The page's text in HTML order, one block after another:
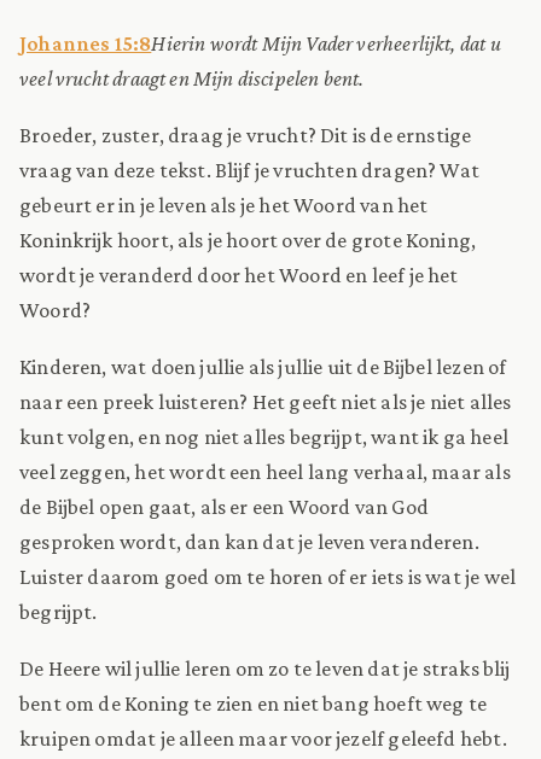
Johannes 15:8Hierin wordt Mijn Vader verheerlijkt, dat u
veel vrucht draagt en Mijn discipelen bent.
Broeder, zuster, draag je vrucht? Dit is de ernstige
vraag van deze tekst. Blijf je vruchten dragen? Wat
gebeurt er in je leven als je het Woord van het
Koninkrijk hoort, als je hoort over de grote Koning,
wordt je veranderd door het Woord en leef je het
Woord?
Kinderen, wat doen jullie als jullie uit de Bijbel lezen of
naar een preek luisteren? Het geeft niet als je niet alles
kunt volgen, en nog niet alles begrijpt, want ik ga heel
veel zeggen, het wordt een heel lang verhaal, maar als
de Bijbel open gaat, als er een Woord van God
gesproken wordt, dan kan dat je leven veranderen.
Luister daarom goed om te horen of er iets is wat je wel
begrijpt.
De Heere wil jullie leren om zo te leven dat je straks blij
bent om de Koning te zien en niet bang hoeft weg te
kruipen omdat je alleen maar voor jezelf geleefd hebt.